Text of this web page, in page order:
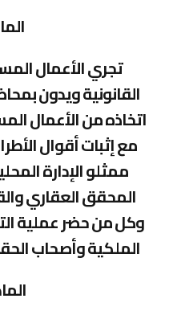
تجري الأعمال
القانونية ويدون
اتخاذه من الأعمال
مع إثبات أقوال
ممثلو الإدارة
المحقق العقاري
وكل من حضر عملية
الملكية وأصحاب